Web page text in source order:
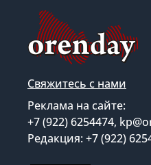
Свяжитесь с нами
Реклама на сайте:
+7 (922) 6254474,
Редакция: +7 (922)